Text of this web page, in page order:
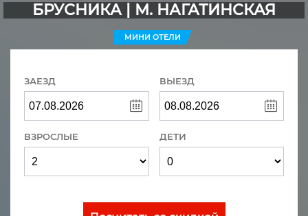
БРУСНИКА | М. НАГАТИНСКАЯ
МИНИ ОТЕЛИ
ЗАЕЗД ВЫЕЗД
ВЗРОСЛЫЕ ДЕТИ